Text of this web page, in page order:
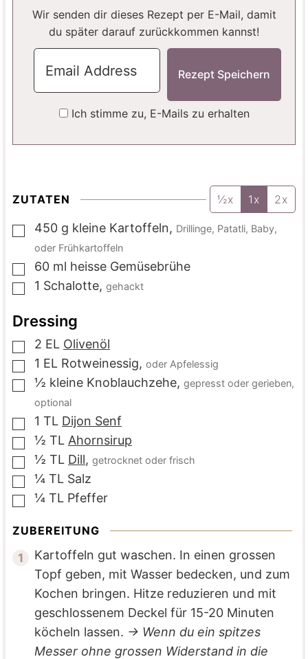
Wir senden dir dieses Rezept per E-Mail, damit
du später darauf zurückkommen kannst!
Ich stimme zu, E-Mails zu erhalten
ZUTATEN ½x 1x 2x
▢
450 g kleine Kartoffeln, Drillinge, Patatli, Baby,
oder Frühkartoffeln
▢
60 ml heisse Gemüsebrühe
▢
1 Schalotte, gehackt
Dressing
▢
2 EL Olivenöl
▢
1 EL Rotweinessig, oder Apfelessig
▢
½ kleine Knoblauchzehe, gepresst oder gerieben,
optional
▢
1 TL Dijon Senf
▢
½ TL Ahornsirup
▢
½ TL Dill, getrocknet oder frisch
▢
¼ TL Salz
▢
¼ TL Pfeffer
ZUBEREITUNG
Kartoffeln gut waschen. In einen grossen
Topf geben, mit Wasser bedecken, und zum
Kochen bringen. Hitze reduzieren und mit
geschlossenem Deckel für 15-20 Minuten
köcheln lassen. → Wenn du ein spitzes
Messer ohne grossen Widerstand in die